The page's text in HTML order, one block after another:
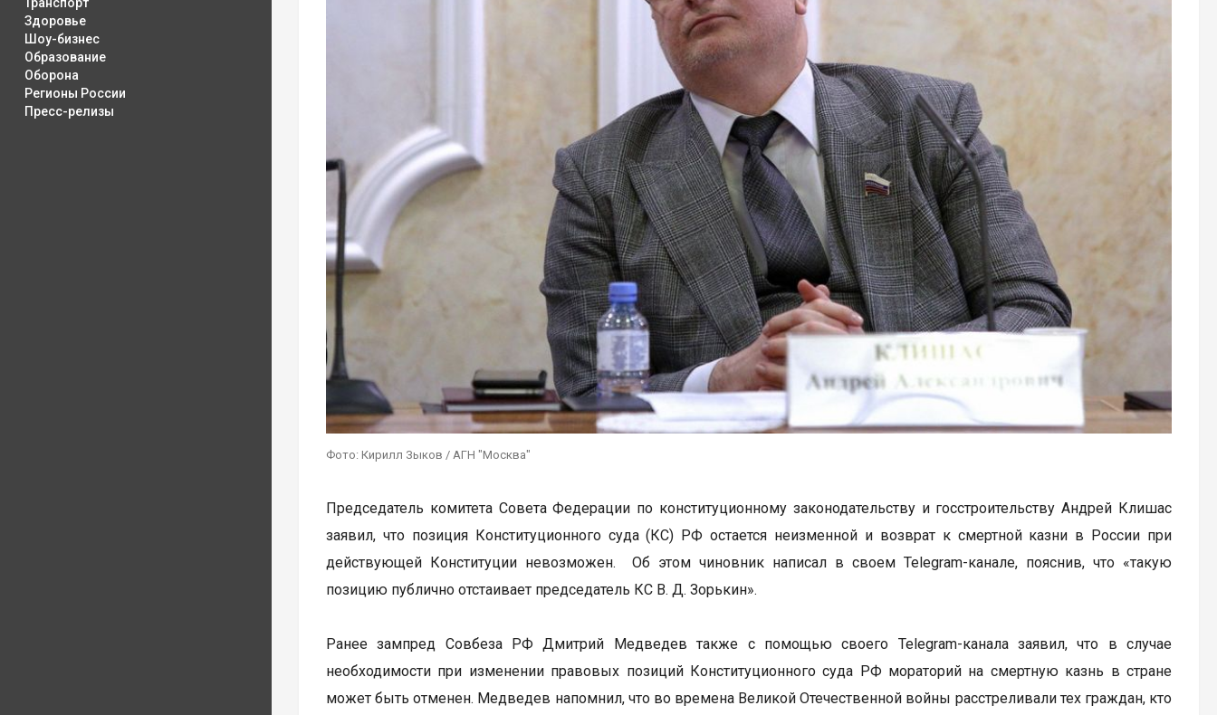
Здоровье
Шоу-бизнес
Образование
Оборона
Регионы России
Пресс-релизы
Фото: Кирилл Зыков / АГН "Москва"
Председатель комитета Совета Федерации по конституционному законодательству и госстроительству Андрей Клишас
заявил, что позиция Конституционного суда (КС) РФ остается неизменной и возврат к смертной казни в России при
действующей Конституции невозможен. Об этом чиновник написал в своем Telegram-канале, пояснив, что «такую
позицию публично отстаивает председатель КС В. Д. Зорькин».
Ранее зампред Совбеза РФ Дмитрий Медведев также с помощью своего Telegram-канала заявил, что в случае
необходимости при изменении правовых позиций Конституционного суда РФ мораторий на смертную казнь в стране
может быть отменен. Медведев напомнил, что во времена Великой Отечественной войны расстреливали тех граждан, кто